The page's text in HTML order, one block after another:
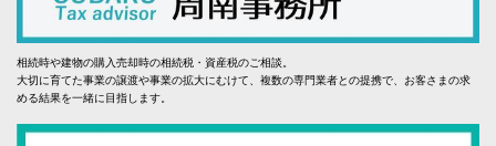
相続時や建物の購入売却時の相続税・資産税のご相談。
大切に育てた事業の譲渡や事業の拡大にむけて、複数の専門業者との提携で、お客さまの求
める結果を一緒に目指します。